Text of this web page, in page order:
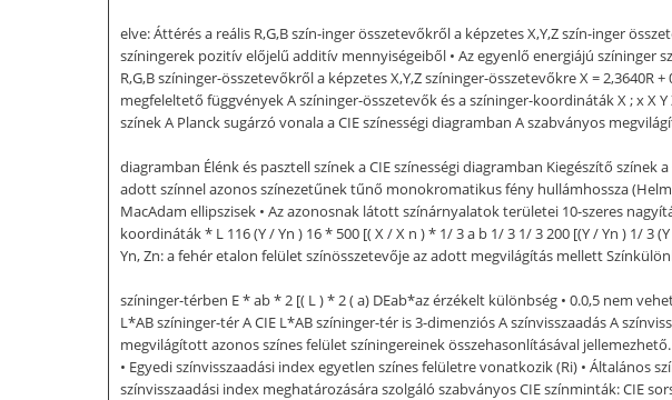
elve: Áttérés a reális R,G,B szín-inger összetevőkről a képzetes X,Y,Z szín-inger
színingerek pozitív előjelű additív mennyiségeiből • Az egyenlő energiájú színinger
R,G,B színinger-összetevőkről a képzetes X,Y,Z színinger-összetevőkre X = 2,3640R +
megfeleltető függvények A színinger-összetevők és a színinger-koordináták X ; x X Y
színek A Planck sugárzó vonala a CIE színességi diagramban A szabványos
diagramban Élénk és pasztell színek a CIE színességi diagramban Kiegészítő
adott színnel azonos színezetűnek tűnő monokromatikus fény hullámhossza
MacAdam ellipszisek • Az azonosnak látott színárnyalatok területei 10-szeres
koordináták * L 116 (Y / Yn ) 16 * 500 [( X / X n ) * 1/ 3 a b 1/ 3 1/ 3 200 [(Y / Yn ) 1/ 3
Yn, Zn: a fehér etalon felület színösszetevője az adott megvilágítás mellett
színinger-térben E * ab * 2 [( L ) * 2 ( a) DEab*az érzékelt különbség • 0.0,5 nem
L*AB színinger-tér A CIE L*AB színinger-tér is 3-dimenziós A színvisszaadás A
megvilágított azonos színes felület színingereinek összehasonlításával
• Egyedi színvisszaadási index egyetlen színes felületre vonatkozik (Ri) • Általános
színvisszaadási index meghatározására szolgáló szabványos CIE színminták: CIE